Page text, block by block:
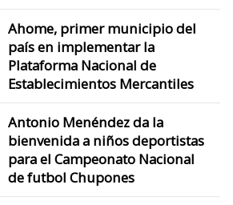
Ahome, primer municipio del
país en implementar la
Plataforma Nacional de
Establecimientos Mercantiles
Antonio Menéndez da la
bienvenida a niños deportistas
para el Campeonato Nacional
de futbol Chupones